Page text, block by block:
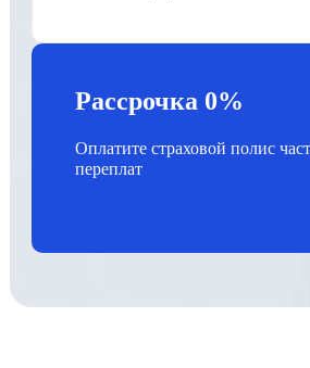
Рассрочка 0%
Оплатите страховой полис
переплат